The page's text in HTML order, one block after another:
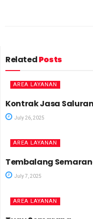
RelatedPosts
AREA LAYANAN
Kontrak Jasa
July 26, 2025
AREA LAYANAN
Tembalang
July 7, 2025
AREA LAYANAN